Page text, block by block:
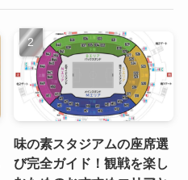
味の素スタジアムの座席選
び完全ガイド！観戦を楽し